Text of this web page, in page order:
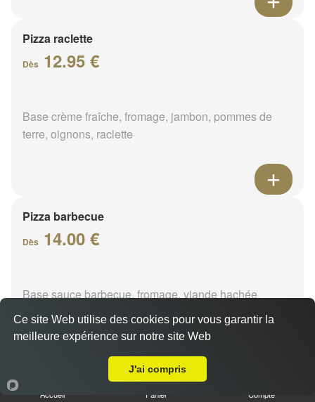
Pizza raclette
Dès 12.95 €
Base crème fraîche, fromage, jambon, pommes de
terre, oignons, raclette
Pizza barbecue
Dès 14.00 €
Base sauce barbecue, fromage, viande hachée,
poivrons, chorizo
Pizza cannibale
Accueil Panier Compte
Ce site Web utilise des cookies pour vous garantir la
meilleure expérience sur notre site Web
J'ai compris